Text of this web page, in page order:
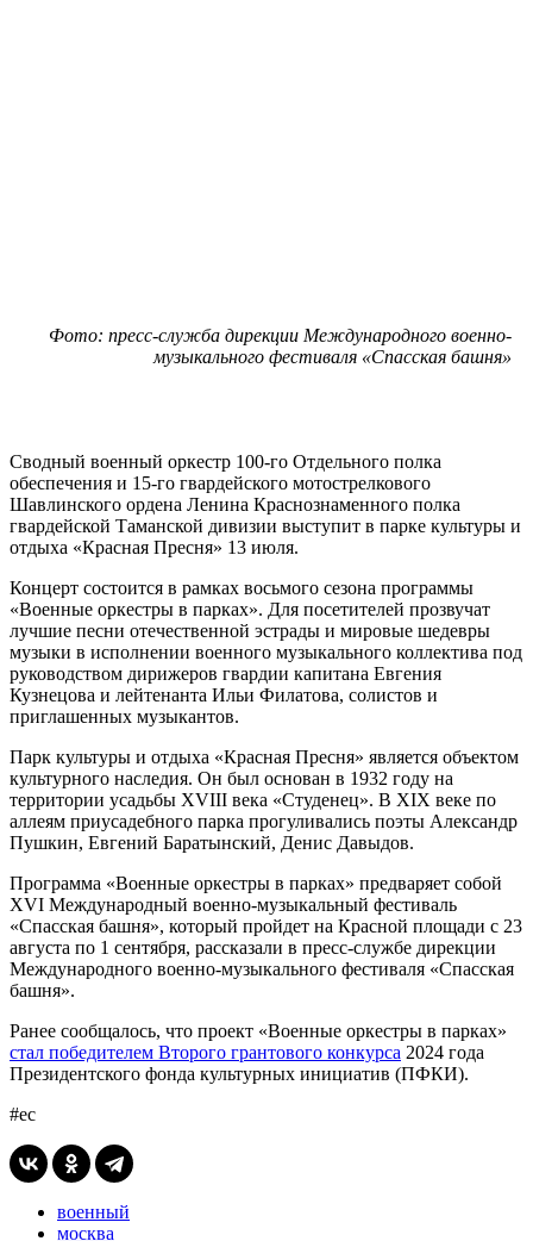
Фото: пресс-служба дирекции Международного военно-
музыкального фестиваля «Спасская башня»
Сводный военный оркестр 100-го Отдельного полка
обеспечения и 15-го гвардейского мотострелкового
Шавлинского ордена Ленина Краснознаменного полка
гвардейской Таманской дивизии выступит в парке культуры и
отдыха «Красная Пресня» 13 июля.
Концерт состоится в рамках восьмого сезона программы
«Военные оркестры в парках». Для посетителей прозвучат
лучшие песни отечественной эстрады и мировые шедевры
музыки в исполнении военного музыкального коллектива под
руководством дирижеров гвардии капитана Евгения
Кузнецова и лейтенанта Ильи Филатова, солистов и
приглашенных музыкантов.
Парк культуры и отдыха «Красная Пресня» является объектом
культурного наследия. Он был основан в 1932 году на
территории усадьбы XVIII века «Студенец». В XIX веке по
аллеям приусадебного парка прогуливались поэты Александр
Пушкин, Евгений Баратынский, Денис Давыдов.
Программа «Военные оркестры в парках» предваряет собой
XVI Международный военно-музыкальный фестиваль
«Спасская башня», который пройдет на Красной площади с 23
августа по 1 сентября, рассказали в пресс-службе дирекции
Международного военно-музыкального фестиваля «Спасская
башня».
Ранее сообщалось, что проект «Военные оркестры в парках»
стал победителем Второго грантового конкурса 2024 года
Президентского фонда культурных инициатив (ПФКИ).
#ес
военный
москва